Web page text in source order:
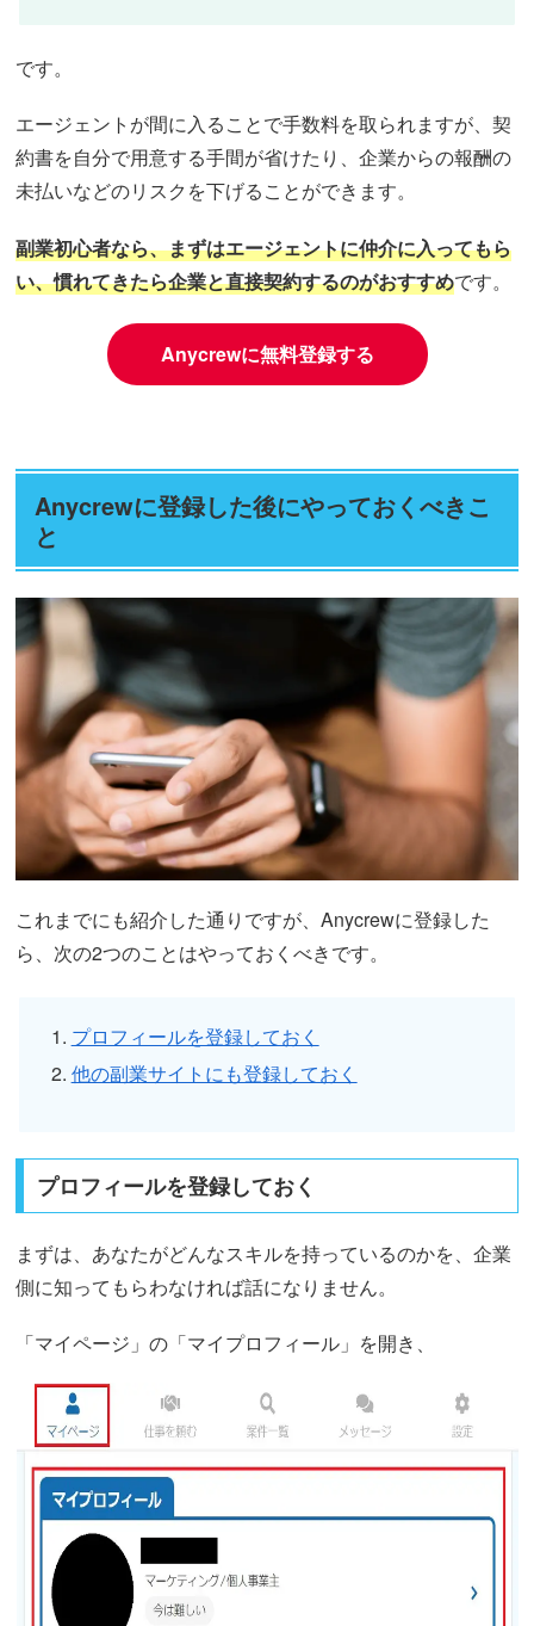
です。
エージェントが間に入ることで手数料を取られますが、契
約書を自分で用意する手間が省けたり、企業からの報酬の
未払いなどのリスクを下げることができます。
副業初心者なら、まずはエージェントに仲介に入ってもら
い、慣れてきたら企業と直接契約するのがおすすめです。
Anycrewに無料登録する
Anycrewに登録した後にやっておくべきこ
と
これまでにも紹介した通りですが、Anycrewに登録した
ら、次の2つのことはやっておくべきです。
プロフィールを登録しておく
他の副業サイトにも登録しておく
プロフィールを登録しておく
まずは、あなたがどんなスキルを持っているのかを、企業
側に知ってもらわなければ話になりません。
「マイページ」の「マイプロフィール」を開き、